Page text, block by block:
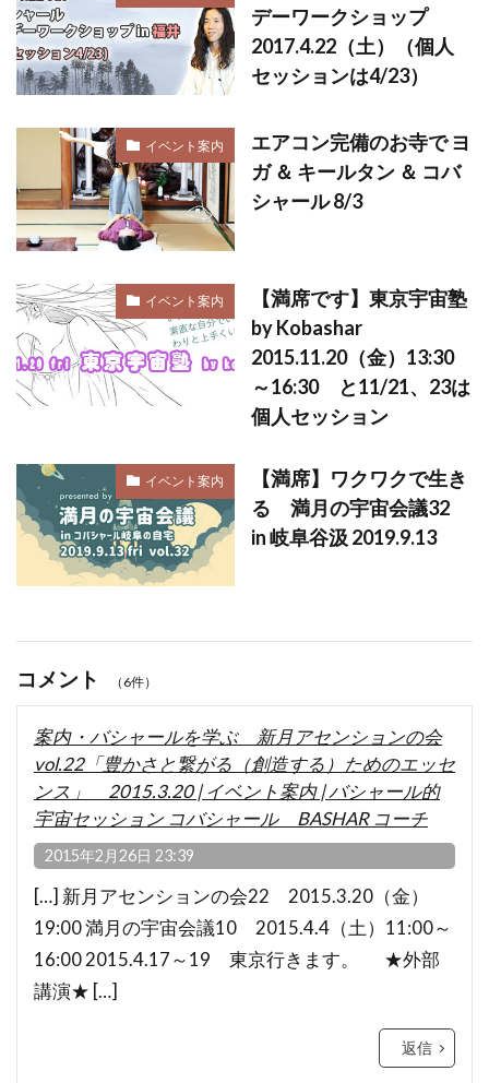
デーワークショップ
2017.4.22（土）（個人
セッションは4/23）
イベント案内
エアコン完備のお寺で ヨ
ガ ＆ キールタン ＆ コバ
シャール 8/3
イベント案内
【満席です】東京宇宙塾
by Kobashar
2015.11.20（金）13:30
～16:30 と11/21、23は
個人セッション
イベント案内
【満席】ワクワクで生き
る 満月の宇宙会議32
in 岐阜谷汲 2019.9.13
コメント （6件）
案内・バシャールを学ぶ 新月アセンションの会
vol.22「豊かさと繋がる（創造する）ためのエッセ
ンス」 2015.3.20 | イベント案内 | バシャール的
宇宙セッション コバシャール BASHAR コーチ
2015年2月26日 23:39
[…] 新月アセンションの会22 2015.3.20（金）
19:00 満月の宇宙会議10 2015.4.4（土）11:00～
16:00 2015.4.17～19 東京行きます。 ★外部
講演★ […]
返信